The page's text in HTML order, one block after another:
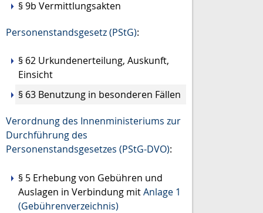
§ 9b Vermittlungsakten
Personenstandsgesetz (PStG):
§ 62 Urkundenerteilung, Auskunft,
Einsicht
§ 63 Benutzung in besonderen Fällen
Verordnung des Innenministeriums zur
Durchführung des
Personenstandsgesetzes (PStG-DVO):
§ 5 Erhebung von Gebühren und
Auslagen in Verbindung mitAnlage 1
(Gebührenverzeichnis)